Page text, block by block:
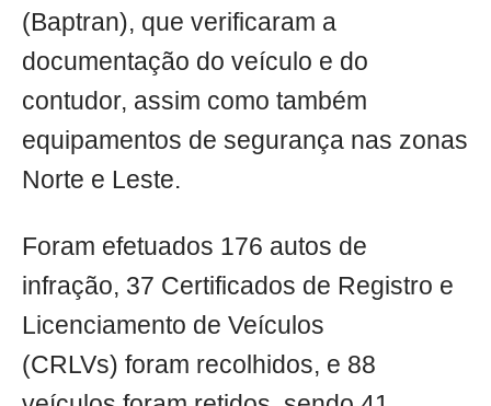
(Baptran), que verificaram a
documentação do veículo e do
contudor, assim como também
equipamentos de segurança nas zonas
Norte e Leste.
Foram efetuados 176 autos de
infração, 37 Certificados de Registro e
Licenciamento de Veículos
(CRLVs) foram recolhidos, e 88